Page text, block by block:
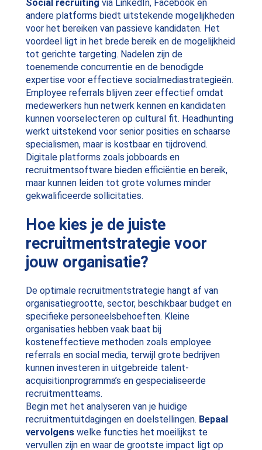
Social recruiting via LinkedIn, Facebook en
andere platforms biedt uitstekende mogelijkheden
voor het bereiken van passieve kandidaten. Het
voordeel ligt in het brede bereik en de mogelijkheid
tot gerichte targeting. Nadelen zijn de
toenemende concurrentie en de benodigde
expertise voor effectieve socialmediastrategieën.
Employee referrals blijven zeer effectief omdat
medewerkers hun netwerk kennen en kandidaten
kunnen voorselecteren op cultural fit. Headhunting
werkt uitstekend voor senior posities en schaarse
specialismen, maar is kostbaar en tijdrovend.
Digitale platforms zoals jobboards en
recruitmentsoftware bieden efficiëntie en bereik,
maar kunnen leiden tot grote volumes minder
gekwalificeerde sollicitaties.
Hoe kies je de juiste
recruitmentstrategie voor
jouw organisatie?
De optimale recruitmentstrategie hangt af van
organisatiegrootte, sector, beschikbaar budget en
specifieke personeelsbehoeften. Kleine
organisaties hebben vaak baat bij
kosteneffectieve methoden zoals employee
referrals en social media, terwijl grote bedrijven
kunnen investeren in uitgebreide talent-
acquisitionprogramma’s en gespecialiseerde
recruitmentteams.
Begin met het analyseren van je huidige
recruitmentuitdagingen en doelstellingen. Bepaal
vervolgenswelke functies het moeilijkst te
vervullen zijn en waar de grootste impact ligt op